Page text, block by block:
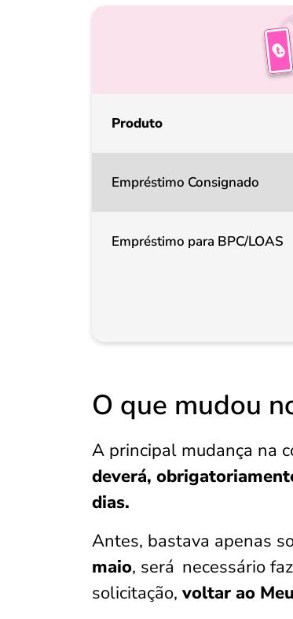
Produto
Empréstimo Consignado
Empréstimo para BPC/LOAS
O que mudou
A principal mudança na
deverá,
dias.
Antes, bastava apenas
maio, será necessário
solicitação, voltar ao